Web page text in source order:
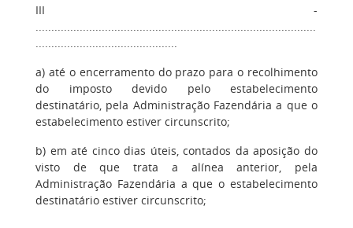
III -
.........................................................................................
.............................................
a) até o encerramento do prazo para o recolhimento
do imposto devido pelo estabelecimento
destinatário, pela Administração Fazendária a que o
estabelecimento estiver circunscrito;
b) em até cinco dias úteis, contados da aposição do
visto de que trata a alínea anterior, pela
Administração Fazendária a que o estabelecimento
destinatário estiver circunscrito;